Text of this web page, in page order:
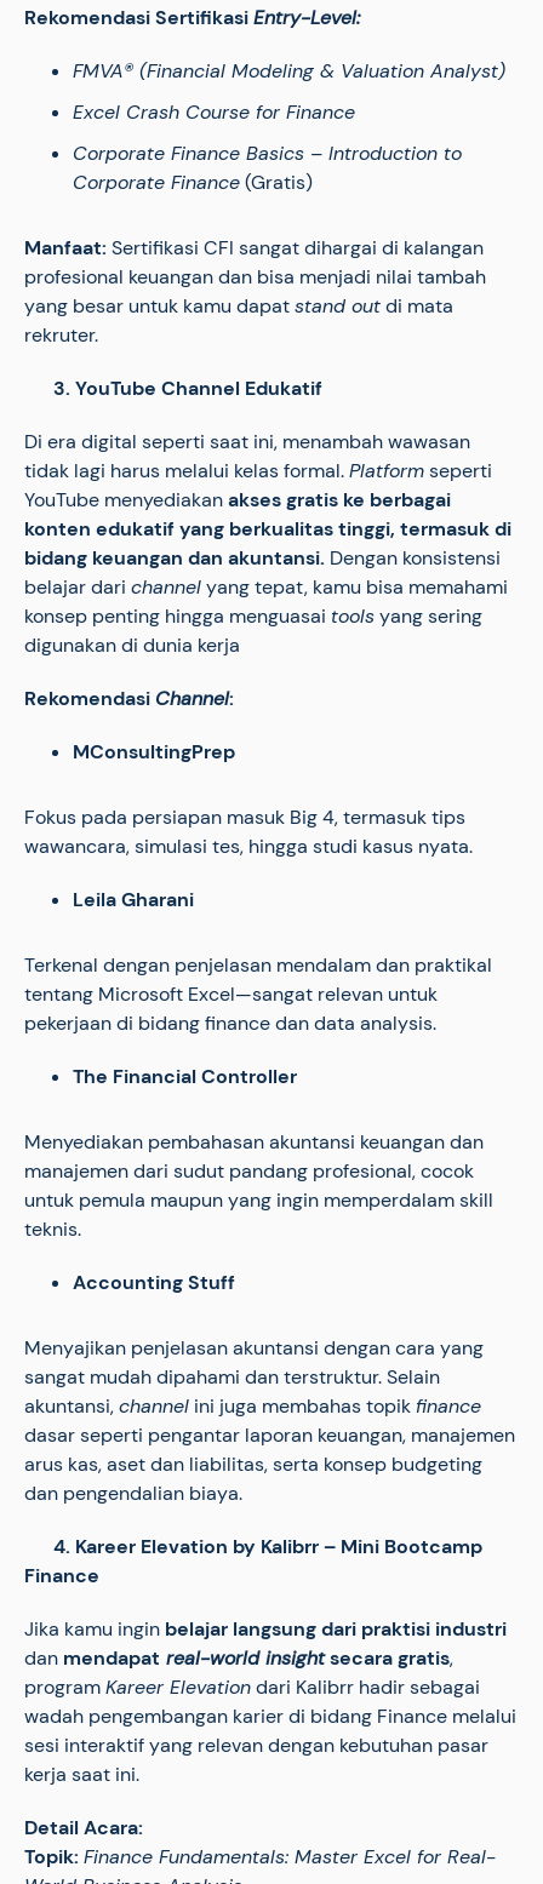
Rekomendasi SertifikasiEntry-Level:
FMVA® (Financial Modeling & Valuation Analyst)
Excel Crash Course for Finance
Corporate Finance Basics – Introduction to
Corporate Finance(Gratis)
Manfaat: Sertifikasi CFI sangat dihargai di kalangan
profesional keuangan dan bisa menjadi nilai tambah
yang besar untuk kamu dapatstand outdi mata
rekruter.
3. YouTube Channel Edukatif
Di era digital seperti saat ini, menambah wawasan
tidak lagi harus melalui kelas formal.Platformseperti
YouTube menyediakanakses gratis ke berbagai
konten edukatif yang berkualitas tinggi, termasuk di
bidang keuangan dan akuntansi. Dengan konsistensi
belajar dari channelyang tepat, kamu bisa memahami
konsep penting hingga menguasai toolsyang sering
digunakan di dunia kerja
Rekomendasi Channel:
MConsultingPrep
Fokus pada persiapan masuk Big 4, termasuk tips
wawancara, simulasi tes, hingga studi kasus nyata.
Leila Gharani
Terkenal dengan penjelasan mendalam dan praktikal
tentang Microsoft Excel—sangat relevan untuk
pekerjaan di bidang finance dan data analysis.
The Financial Controller
Menyediakan pembahasan akuntansi keuangan dan
manajemen dari sudut pandang profesional, cocok
untuk pemula maupun yang ingin memperdalam skill
teknis.
Accounting Stuff
Menyajikan penjelasan akuntansi dengan cara yang
sangat mudah dipahami dan terstruktur. Selain
akuntansi,channel ini juga membahas topik finance
dasar seperti pengantar laporan keuangan, manajemen
arus kas, aset dan liabilitas, serta konsep budgeting
dan pengendalian biaya.
4. Kareer Elevation by Kalibrr– Mini Bootcamp
Finance
Jika kamu ingin belajar langsung dari praktisi industri
dan mendapat real-world insightsecara gratis,
programKareer Elevationdari Kalibrr hadir sebagai
wadah pengembangan karier di bidang Finance melalui
sesi interaktif yang relevan dengan kebutuhan pasar
kerja saat ini.
Detail Acara:
Topik: Finance Fundamentals: Master Excel for Real-